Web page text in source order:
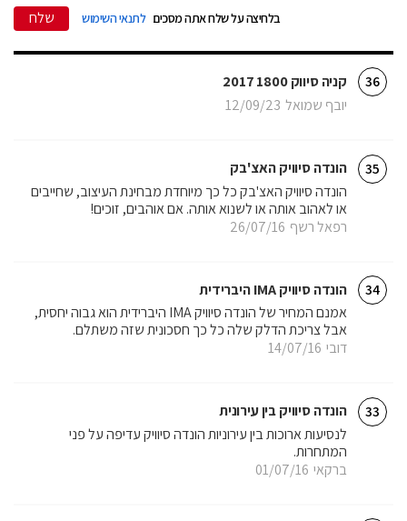
בלחיצה על שלח אתה מסכים לתנאי השימוש שלח
36
קניה סיווק 1800 2017
יובף שמואל 12/09/23
35 הונדה סיוויק האצ'בק
רפאל רשף 26/07/16
הונדה סיוויק האצ'בק כל כך מיוחדת מבחינת העיצוב, שחייבים
או לאהוב אותה או לשנוא אותה. אם אוהבים, זוכים!
34 הונדה סיוויק IMA היברידית
דובי 14/07/16
אמנם המחיר של הונדה סיוויק IMA היברידית הוא גבוה יחסית,
אבל צריכת הדלק שלה כל כך חסכונית שזה משתלם.
33 הונדה סיוויק בין עירונית
ברקאי 01/07/16
לנסיעות ארוכות בין עירוניות הונדה סיוויק עדיפה על פני
המתחרות.